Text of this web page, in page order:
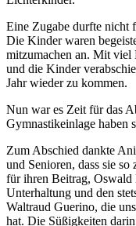
Eine Zugabe durfte nicht
Die Kinder waren
mitzumachen an. Mit viel
und die Kinder
Jahr wieder zu kommen.
Nun war es Zeit für das
Gymnastikeinlage haben
Zum Abschied dankte
und Senioren, dass sie
für ihren Beitrag,
Unterhaltung und den
Waltraud Guerino, die
hat. Die Süßigkeiten